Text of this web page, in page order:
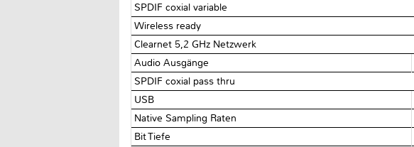
SPDIF coxial variable
Wireless ready
Clearnet 5,2 GHz Netzwerk
Audio Ausgänge
SPDIF coxial pass thru
USB
Native Sampling Raten
Bit Tiefe